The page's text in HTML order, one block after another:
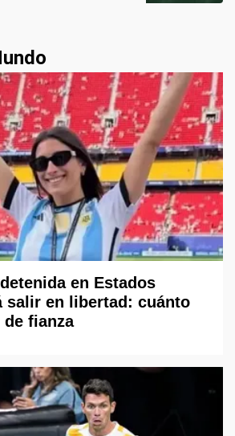
en Estados
salir en libertad: cuánto
de fianza